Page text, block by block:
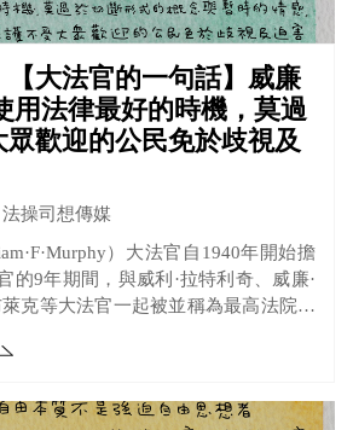
【大法官的一句話】威廉
用法律最好的時機，莫過
歡迎的公民免於歧視及
法操司想傳媒
）大法官自1940年開始擔
的9年期間，與威利·拉特利奇、威廉·
克等大法官一起被並稱為最高法院自
何人民都不能因為種族、宗教信仰或